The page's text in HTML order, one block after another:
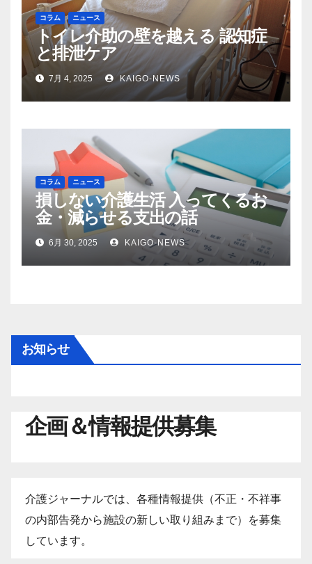
コラム ニュース
トイレ介助の壁を越える 認知症
と排泄ケア
7月 4, 2025 KAIGO-NEWS
コラム ニュース
損しない介護生活 入ってくるお
金・減らせる支出の話
6月 30, 2025 KAIGO-NEWS
お知らせ
企画＆情報提供募集
介護ジャーナルでは、各種情報提供（不正・不祥事
の内部告発から施設の新しい取り組みまで）を募集
しています。